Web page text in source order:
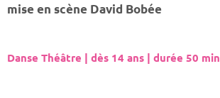
mise en scène David Bobée
Danse Théâtre | dès 14 ans | durée 50 min